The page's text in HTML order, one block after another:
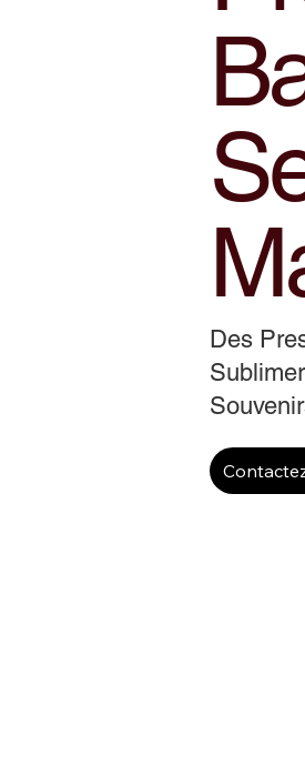
Des